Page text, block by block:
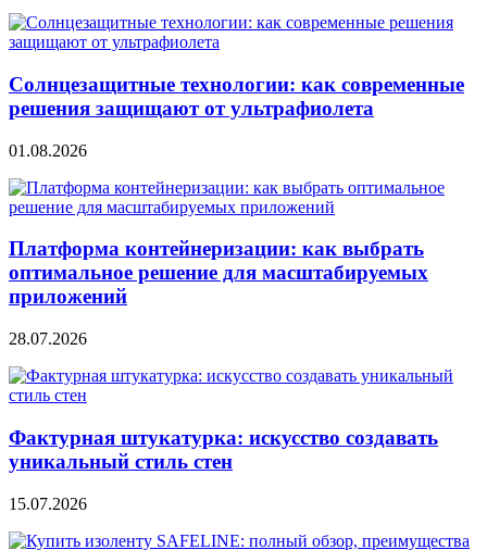
Солнцезащитные технологии: как современные
решения защищают от ультрафиолета
01.08.2026
Платформа контейнеризации: как выбрать
оптимальное решение для масштабируемых
приложений
28.07.2026
Фактурная штукатурка: искусство создавать
уникальный стиль стен
15.07.2026